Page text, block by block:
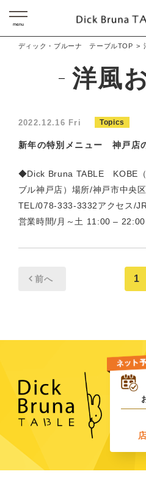
menu
ディック・ブルーナ テーブルTOP
洋風
2022.12.16 Fri Topics
新年の特別メニュー 神戸店
◆Dick Bruna TABLE KOBE（
ブル神戸店）場所/神戸市中央
TEL/078-333-3332アクセス/
営業時間/月～土 11:00 – 22:00
前へ 1